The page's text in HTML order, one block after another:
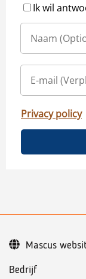
Ik wil
Privacy policy
Bedrijf
Mascus